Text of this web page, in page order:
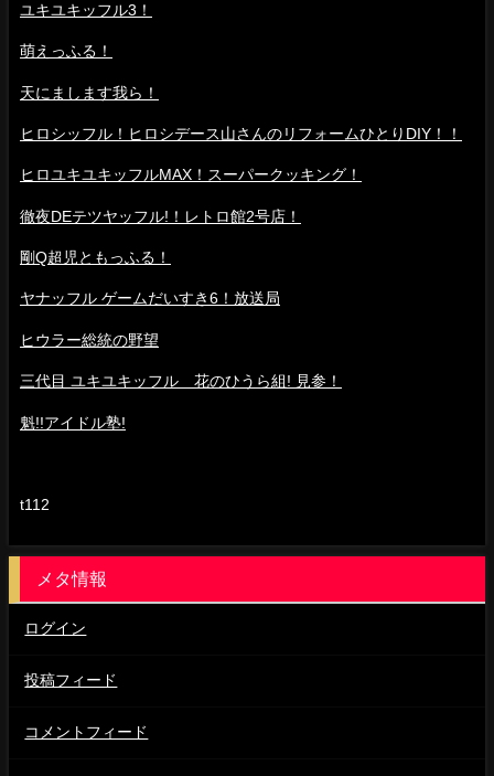
ユキユキッフル3！
萌えっふる！
天にまします我ら！
ヒロシッフル！ヒロシデース山さんのリフォームひとりDIY！！
ヒロユキユキッフルMAX！スーパークッキング！
徹夜DEテツヤッフル!！レトロ館2号店！
剛Q超児ともっふる！
ヤナッフル ゲームだいすき6！放送局
ヒウラー総統の野望
三代目 ユキユキッフル 花のひうら組! 見参！
魁!!アイドル塾!
t112
メタ情報
ログイン
投稿フィード
コメントフィード